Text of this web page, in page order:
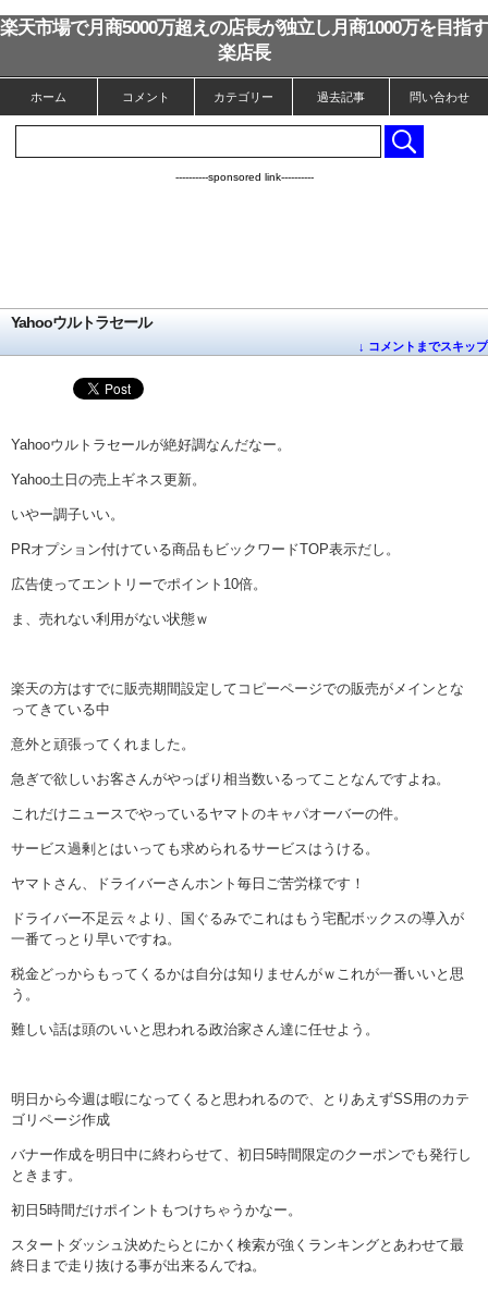
楽天市場で月商5000万超えの店長が独立し月商1000万を目指す
楽店長
ホーム コメント カテゴリー 過去記事 問い合わせ
----------sponsored link----------
Yahooウルトラセール
↓ コメントまでスキップ
Yahooウルトラセールが絶好調なんだなー。
Yahoo土日の売上ギネス更新。
いやー調子いい。
PRオプション付けている商品もビックワードTOP表示だし。
広告使ってエントリーでポイント10倍。
ま、売れない利用がない状態ｗ
楽天の方はすでに販売期間設定してコピーページでの販売がメインとな
ってきている中
意外と頑張ってくれました。
急ぎで欲しいお客さんがやっぱり相当数いるってことなんですよね。
これだけニュースでやっているヤマトのキャパオーバーの件。
サービス過剰とはいっても求められるサービスはうける。
ヤマトさん、ドライバーさんホント毎日ご苦労様です！
ドライバー不足云々より、国ぐるみでこれはもう宅配ボックスの導入が
一番てっとり早いですね。
税金どっからもってくるかは自分は知りませんがｗこれが一番いいと思
う。
難しい話は頭のいいと思われる政治家さん達に任せよう。
明日から今週は暇になってくると思われるので、とりあえずSS用のカテ
ゴリページ作成
バナー作成を明日中に終わらせて、初日5時間限定のクーポンでも発行し
ときます。
初日5時間だけポイントもつけちゃうかなー。
スタートダッシュ決めたらとにかく検索が強くランキングとあわせて最
終日まで走り抜ける事が出来るんでね。